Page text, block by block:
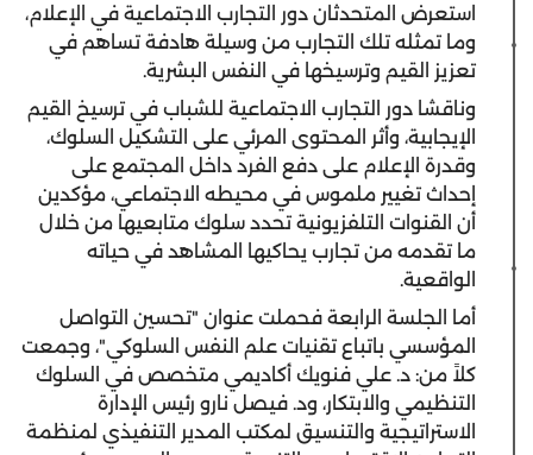
استعرض المتحدثان دور التجارب الاجتماعية في الإعلام،
وما تمثله تلك التجارب من وسيلة هادفة تساهم في
تعزيز القيم وترسيخها في النفس البشرية.
وناقشا دور التجارب الاجتماعية للشباب في ترسيخ القيم
الإيجابية، وأثر المحتوى المرئي على التشكيل السلوك،
وقدرة الإعلام على دفع الفرد داخل المجتمع على
إحداث تغيير ملموس في محيطه الاجتماعي، مؤكدين
أن القنوات التلفزيونية تحدد سلوك متابعيها من خلال
ما تقدمه من تجارب يحاكيها المشاهد في حياته
الواقعية.
أما الجلسة الرابعة فحملت عنوان "تحسين التواصل
المؤسسي باتباع تقنيات علم النفس السلوكي"، وجمعت
كلاً من: د. علي فنويك أكاديمي متخصص في السلوك
التنظيمي والابتكار، ود. فيصل نارو رئيس الإدارة
الاستراتيجية والتنسيق لمكتب المدير التنفيذي لمنظمة